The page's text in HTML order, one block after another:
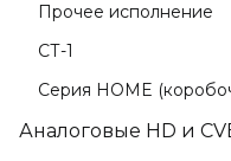
Прочее исполнение
СТ-1
Серия HOME
Аналоговые HD и